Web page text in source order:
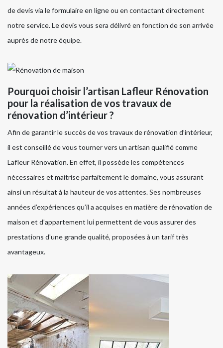
de devis via le formulaire en ligne ou en contactant directement
notre service. Le devis vous sera délivré en fonction de son arrivée
auprès de notre équipe.
Pourquoi choisir l’artisan Lafleur Rénovation
pour la réalisation de vos travaux de
rénovation d’intérieur ?
Afin de garantir le succès de vos travaux de rénovation d’intérieur,
il est conseillé de vous tourner vers un artisan qualifié comme
Lafleur Rénovation. En effet, il possède les compétences
nécessaires et maitrise parfaitement le domaine, vous assurant
ainsi un résultat à la hauteur de vos attentes. Ses nombreuses
années d’expériences qu’il a acquises en matière de rénovation de
maison et d’appartement lui permettent de vous assurer des
prestations d'une grande qualité, proposées à un tarif très
avantageux.